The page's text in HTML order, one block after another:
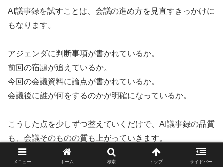
AI議事録を試すことは、会議の進め方を見直すきっかけに
もなります。
アジェンダに判断事項が書かれているか。
前回の宿題が追えているか。
今回の会議資料に論点が書かれているか。
会議後に誰が何をするのかが明確になっているか。
こうした点を少しずつ整えていくだけで、AI議事録の品質
も、会議そのものの質も上がっていきます。
メニュー ホーム 検索 トップ サイドバー